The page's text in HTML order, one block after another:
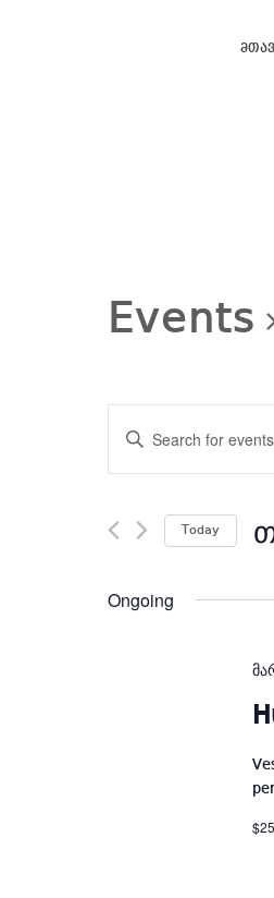
Events
Events
and
Views
Enter
for
Keyword.
Today
Ongoing
$25